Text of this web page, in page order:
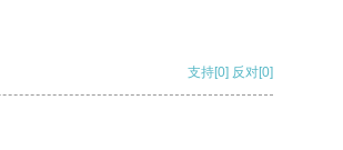
支持[0] 反对[0]